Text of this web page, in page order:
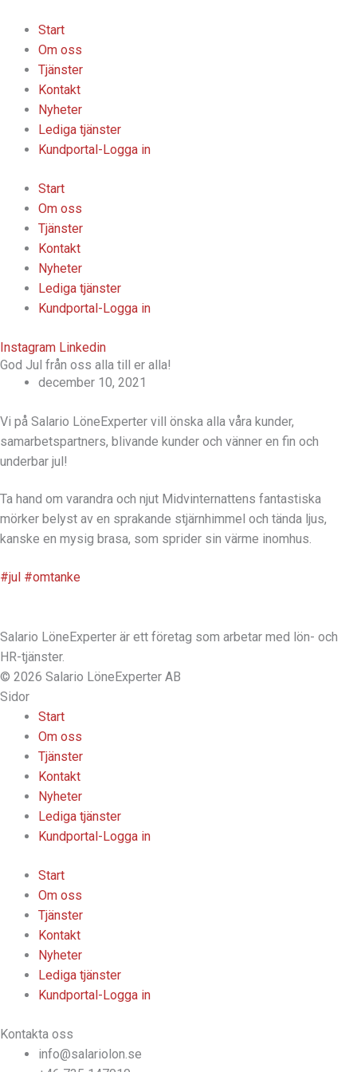
innehåll
Start
Om oss
Tjänster
Kontakt
Nyheter
Lediga tjänster
Kundportal-Logga in
Start
Om oss
Tjänster
Kontakt
Nyheter
Lediga tjänster
Kundportal-Logga in
Instagram Linkedin
God Jul från oss alla till er alla!
december 10, 2021
Vi på Salario LöneExperter vill önska alla våra kunder,
samarbetspartners, blivande kunder och vänner en fin och
underbar jul!
Ta hand om varandra och njut Midvinternattens fantastiska
mörker belyst av en sprakande stjärnhimmel och tända ljus,
kanske en mysig brasa, som sprider sin värme inomhus.
#jul #omtanke
Salario LöneExperter är ett företag som arbetar med lön- och
HR-tjänster.
© 2026 Salario LöneExperter AB
Sidor
Start
Om oss
Tjänster
Kontakt
Nyheter
Lediga tjänster
Kundportal-Logga in
Start
Om oss
Tjänster
Kontakt
Nyheter
Lediga tjänster
Kundportal-Logga in
Kontakta oss
info@salariolon.se